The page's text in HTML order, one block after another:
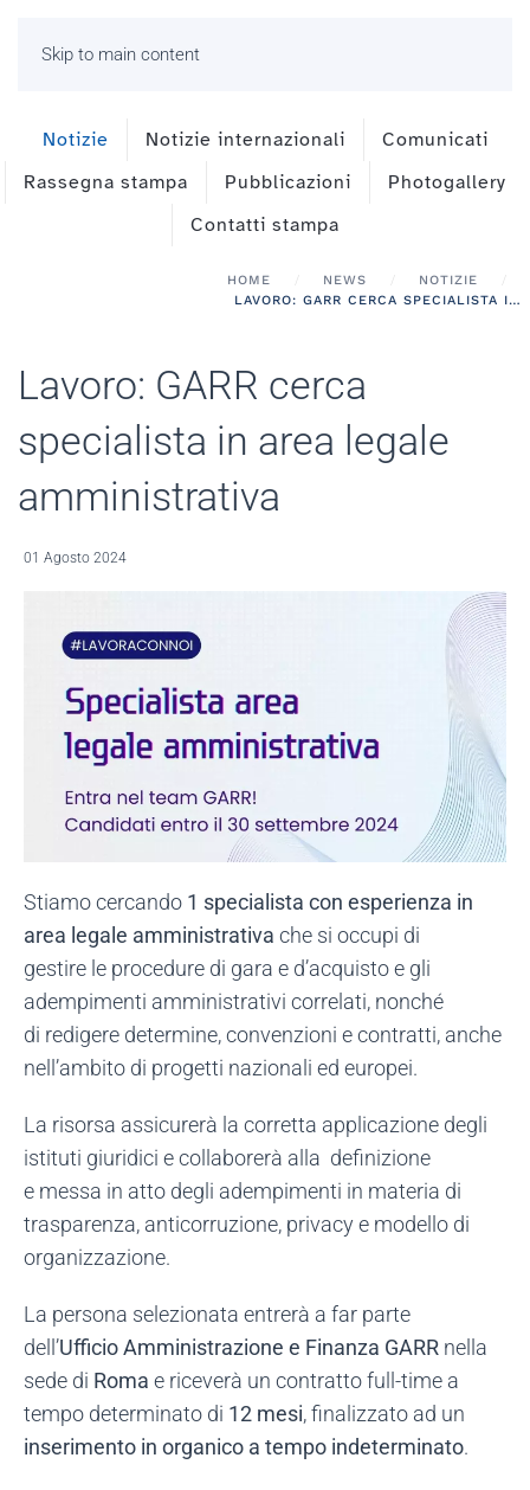
Skip to main content
Notizie Notizie internazionali
Comunicati
Rassegna stampa
Pubblicazioni
Photogallery
Contatti stampa
HOME NEWS
NOTIZIE
LAVORO: GARR CERCA SPECIALISTA IN AREA LEGALE AMMINISTRATIVA
Lavoro: GARR cerca
specialista in area legale
amministrativa
01 Agosto 2024
Stiamo cercando 1 specialista con esperienza in
area legale amministrativa che si occupi di
gestire le procedure di gara e d’acquisto e gli
adempimenti amministrativi correlati, nonché
di redigere determine, convenzioni e contratti, anche
nell’ambito di progetti nazionali ed europei.
La risorsa assicurerà la corretta applicazione degli
istituti giuridici e collaborerà alla definizione
e messa in atto degli adempimenti in materia di
trasparenza, anticorruzione, privacy e modello di
organizzazione.
La persona selezionata entrerà a far parte
dell’Ufficio Amministrazione e Finanza GARR nella
sede di Roma e riceverà un contratto full-time a
tempo determinato di 12 mesi, finalizzato ad un
inserimento in organico a tempo indeterminato.